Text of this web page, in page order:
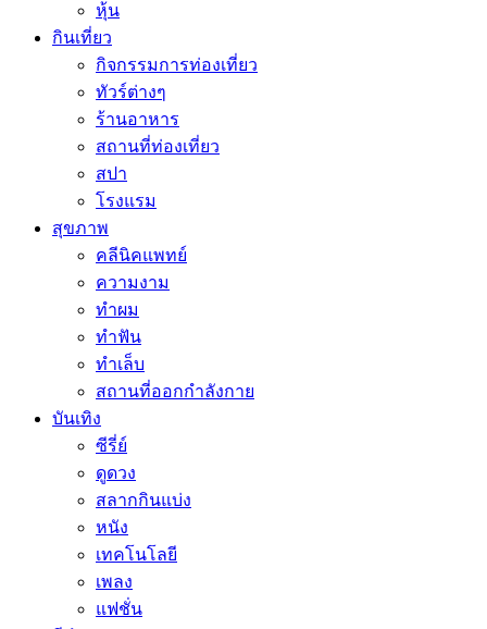
หุ้น
กินเที่ยว
กิจกรรมการท่องเที่ยว
ทัวร์ต่างๆ
ร้านอาหาร
สถานที่ท่องเที่ยว
สปา
โรงแรม
สุขภาพ
คลีนิคแพทย์
ความงาม
ทำผม
ทำฟัน
ทำเล็บ
สถานที่ออกกำลังกาย
บันเทิง
ซีรี่ย์
ดูดวง
สลากกินแบ่ง
หนัง
เทคโนโลยี
เพลง
แฟชั่น